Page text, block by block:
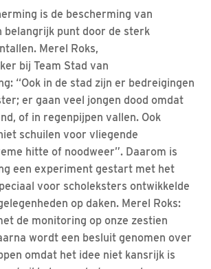
is de bescherming van
belangrijk punt door de sterk
Merel Roks,
bij Team Stad van
“Ook in de stad zijn er bedreigingen
er gaan veel jongen dood omdat
of in regenpijpen vallen. Ook
schuilen voor vliegende
hitte of noodweer”. Daarom is
een experiment gestart met het
voor scholeksters ontwikkelde
op daken. Merel Roks:
de monitoring op onze zestien
wordt een besluit genomen over
omdat het idee niet kansrijk is